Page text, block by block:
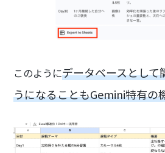
このようにデータベースとし
うになることもGemini特有の